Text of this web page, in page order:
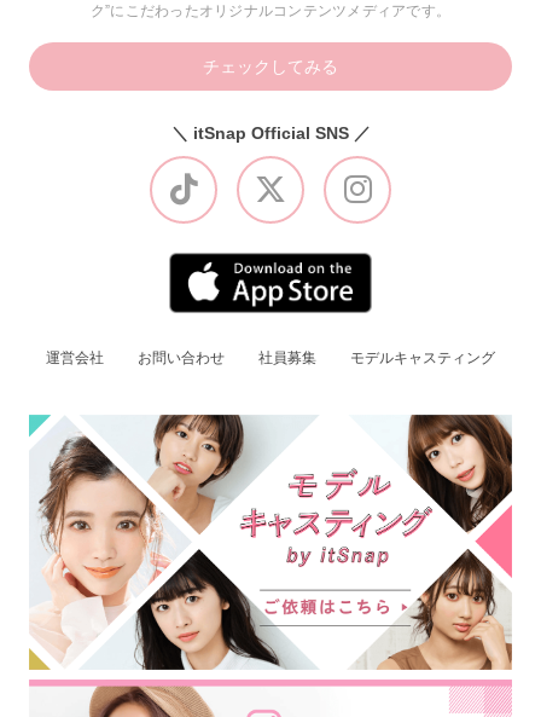
ク”にこだわったオリジナルコンテンツメディアです。
チェックしてみる
＼ itSnap Official SNS ／
運営会社 お問い合わせ 社員募集 モデルキャスティング